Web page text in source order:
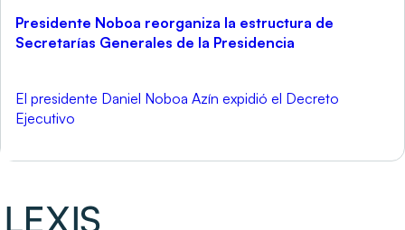
Presidente Noboa reorganiza la estructura de
Secretarías Generales de la Presidencia
El presidente Daniel Noboa Azín expidió el Decreto
Ejecutivo